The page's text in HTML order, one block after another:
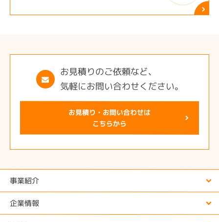
お見積りのご依頼など、
気軽にお問い合わせください。
お見積り・お問い合わせは
こちらから
事業紹介
企業情報